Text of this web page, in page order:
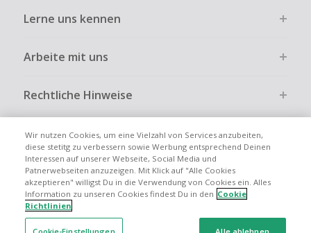
Lerne uns kennen
Arbeite mit uns
Rechtliche Hinweise
Globale Websites UK US CN JP FR AU
Wir nutzen Cookies, um eine Vielzahl von Services anzubeiten,
diese stetitg zu verbessern sowie Werbung entsprechend Deinen
Interessen auf unserer Webseite, Social Media und
Patnerwebseiten anzuzeigen. Mit Klick auf "Alle Cookies
akzeptieren" willigst Du in die Verwendung von Cookies ein. Alles
Information zu unseren Cookies findest Du in den Cookie
Richtlinien